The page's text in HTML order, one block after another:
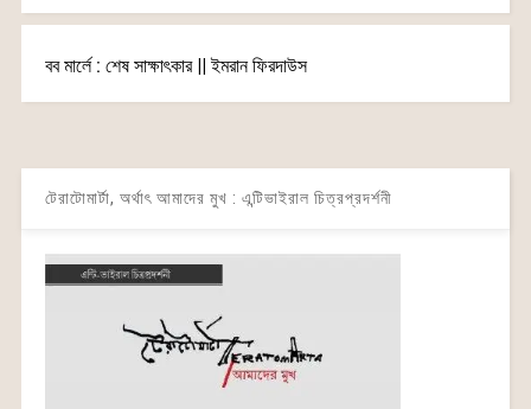
বব মার্লে : শেষ সাক্ষাৎকার || ইমরান ফিরদাউস
টেরাটোমার্টা, অর্থাৎ আমাদের মুখ : এন্টিভাইরাল চিত্রপ্রদর্শনী